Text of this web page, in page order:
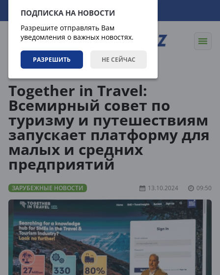
ПОДПИСКА НА НОВОСТИ
Разрешите отправлять Вам
уведомления о важных новостях.
РАЗРЕШИТЬ НЕ СЕЙЧАС
06.08.2026 06:34:12
Together in Travel:
Всемирный совет по
туризму и путешествиям
запускает платформу для
малых и средних
предприятий
ЗАРУБЕЖНЫЕ НОВОСТИ 13.10.2024 09:50